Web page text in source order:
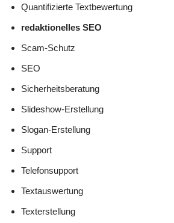
Quantifizierte Textbewertung
redaktionelles SEO
Scam-Schutz
SEO
Sicherheitsberatung
Slideshow-Erstellung
Slogan-Erstellung
Support
Telefonsupport
Textauswertung
Texterstellung